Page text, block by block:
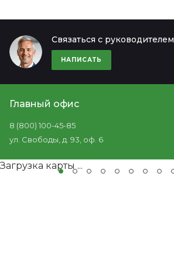
Связаться с руководителем
НАПИСАТЬ
Главный офис
8 (800) 100-45-85
ул. Свободы, д. 93, оф. 6
Загрузка карты ...